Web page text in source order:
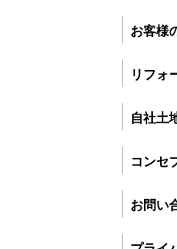
お客様
リフォ
自社土
コンセ
お問い